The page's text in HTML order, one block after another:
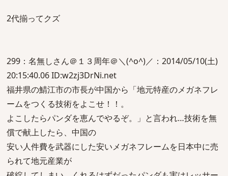
2代揃ってクズ
299：名無しさん＠１３周年＠＼(^o^)／：2014/05/10(土)
20:15:40.06 ID:w2zj3DrNi.net
福井県の鯖江市の市長が中国から「地元特産のメガネフレ
ームをつくる技術をよこせ！！。
よこしたらパンダを恵んでやるぞ。」と言われ…技術を無
償で献上したら、中国の
安い人件費を武器にした安いメガネフレームを日本中に売
られて地元産業が